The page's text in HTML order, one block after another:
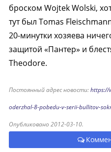
броском Wojtek Wolski,
тут был Tomas
20-минутки хозяева
защитой «Пантер» и
Theodore.
Постоянный адрес новости:https://
oderzhal-8-pobedu-v-serii-bullitov-
Опубликовано 2012-03-10.